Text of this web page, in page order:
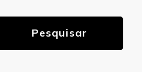
Pesquisar